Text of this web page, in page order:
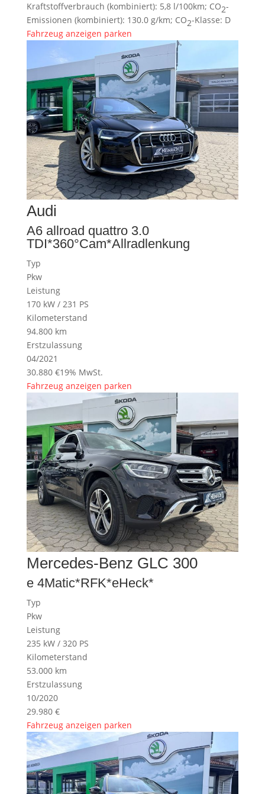
Kraftstoffverbrauch (kombiniert): 5,8 l/100km; CO2-
Emissionen (kombiniert): 130.0 g/km; CO2-Klasse: D
Fahrzeug anzeigen parken
Audi
A6 allroad quattro 3.0
TDI*360°Cam*Allradlenkung
Typ
Pkw
Leistung
170 kW / 231 PS
Kilometerstand
94.800 km
Erstzulassung
04/2021
30.880 €19% MwSt.
Fahrzeug anzeigen parken
Mercedes-Benz GLC 300
e 4Matic*RFK*eHeck*
Typ
Pkw
Leistung
235 kW / 320 PS
Kilometerstand
53.000 km
Erstzulassung
10/2020
29.980 €
Fahrzeug anzeigen parken